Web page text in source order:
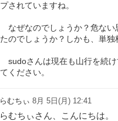
プされていますね。
なぜなのでしょうか？危ない
たのでしょうか？しかも、単独
sudoさんは現在も山行を続
てください。
らむちぃ 8月 5日(月) 12:41
らむちぃさん、こんにちは。